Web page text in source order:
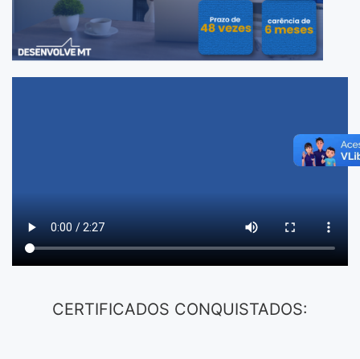
CERTIFICADOS CONQUISTADOS: